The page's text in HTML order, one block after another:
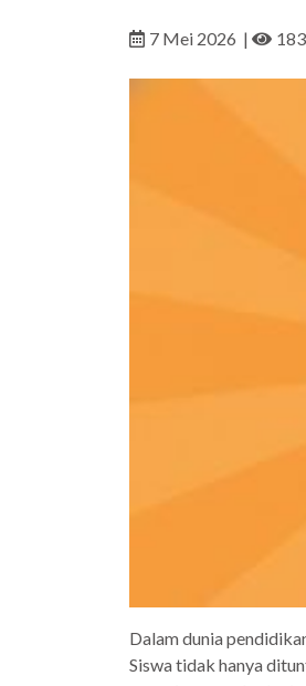
7 Mei 2026 |
Dalam dunia
Siswa tidak hanya